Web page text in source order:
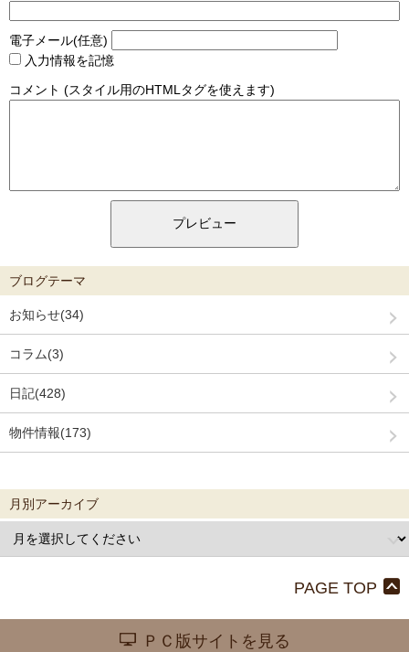
電子メール(任意)
入力情報を記憶
コメント (スタイル用のHTMLタグを使えます)
ブログテーマ
お知らせ(34)
コラム(3)
日記(428)
物件情報(173)
月別アーカイブ
PAGE TOP
ＰＣ版サイトを見る